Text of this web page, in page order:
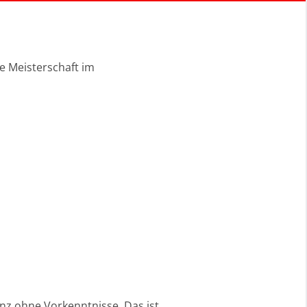
Meisterschaft im